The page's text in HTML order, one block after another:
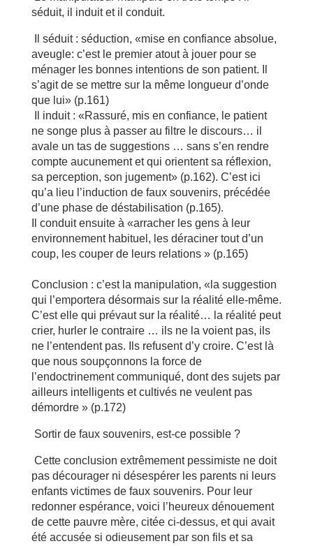
séduit, il induit et il conduit.
Il séduit : séduction, «mise en confiance absolue,
aveugle: c’est le premier atout à jouer pour se
ménager les bonnes intentions de son patient. Il
s’agit de se mettre sur la même longueur d’onde
que lui» (p.161)
Il induit : «Rassuré, mis en confiance, le patient
ne songe plus à passer au filtre le discours… il
avale un tas de suggestions … sans s’en rendre
compte aucunement et qui orientent sa réflexion,
sa perception, son jugement» (p.162). C’est ici
qu’a lieu l’induction de faux souvenirs, précédée
d’une phase de déstabilisation (p.165).
Il conduit ensuite à «arracher les gens à leur
environnement habituel, les déraciner tout d’un
coup, les couper de leurs relations » (p.165)
Conclusion : c’est la manipulation, «la suggestion
qui l’emportera désormais sur la réalité elle-même.
C’est elle qui prévaut sur la réalité… la réalité peut
crier, hurler le contraire … ils ne la voient pas, ils
ne l’entendent pas. Ils refusent d’y croire. C’est là
que nous soupçonnons la force de
l’endoctrinement communiqué, dont des sujets par
ailleurs intelligents et cultivés ne veulent pas
démordre » (p.172)
Sortir de faux souvenirs, est-ce possible ?
Cette conclusion extrêmement pessimiste ne doit
pas décourager ni désespérer les parents ni leurs
enfants victimes de faux souvenirs. Pour leur
redonner espérance, voici l’heureux dénouement
de cette pauvre mère, citée ci-dessus, et qui avait
été accusée si odieusement par son fils et sa